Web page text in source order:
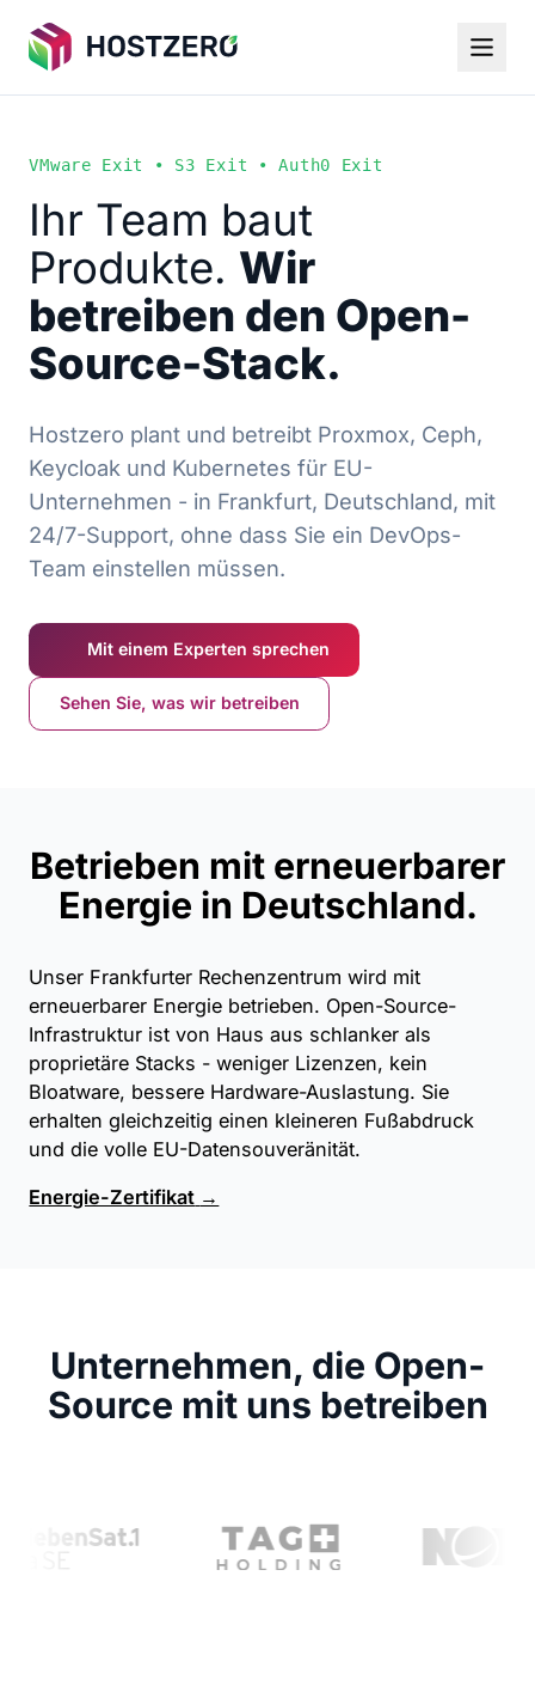
VMware Exit • S3 Exit • Auth0 Exit
Ihr Team baut
Produkte. Wir
betreiben den Open-
Source-Stack.
Hostzero plant und betreibt Proxmox, Ceph,
Keycloak und Kubernetes für EU-
Unternehmen - in Frankfurt, Deutschland, mit
24/7-Support, ohne dass Sie ein DevOps-
Team einstellen müssen.
Mit einem Experten sprechen
Sehen Sie, was wir betreiben
Betrieben mit erneuerbarer
Energie in Deutschland.
Unser Frankfurter Rechenzentrum wird mit
erneuerbarer Energie betrieben. Open-Source-
Infrastruktur ist von Haus aus schlanker als
proprietäre Stacks - weniger Lizenzen, kein
Bloatware, bessere Hardware-Auslastung. Sie
erhalten gleichzeitig einen kleineren Fußabdruck
und die volle EU-Datensouveränität.
Energie-Zertifikat →
Unternehmen, die Open-
Source mit uns betreiben